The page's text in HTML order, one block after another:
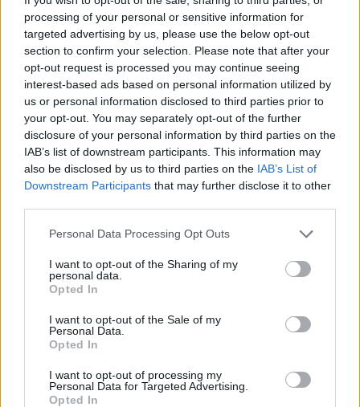
processing of your personal or sensitive information for
targeted advertising by us, please use the below opt-out
section to confirm your selection. Please note that after your
opt-out request is processed you may continue seeing
interest-based ads based on personal information utilized by
us or personal information disclosed to third parties prior to
your opt-out. You may separately opt-out of the further
disclosure of your personal information by third parties on the
IAB’s list of downstream participants. This information may
also be disclosed by us to third parties on the IAB’s List of
Downstream Participants that may further disclose it to other
Personal Data Processing Opt Outs
I want to opt-out of the Sharing of my
personal data.
Opted In
I want to opt-out of the Sale of my
Personal Data.
Opted In
I want to opt-out of processing my
Personal Data for Targeted Advertising.
Opted In
könyvek
libri
lmbtq-propaganda
Fólia nélkül